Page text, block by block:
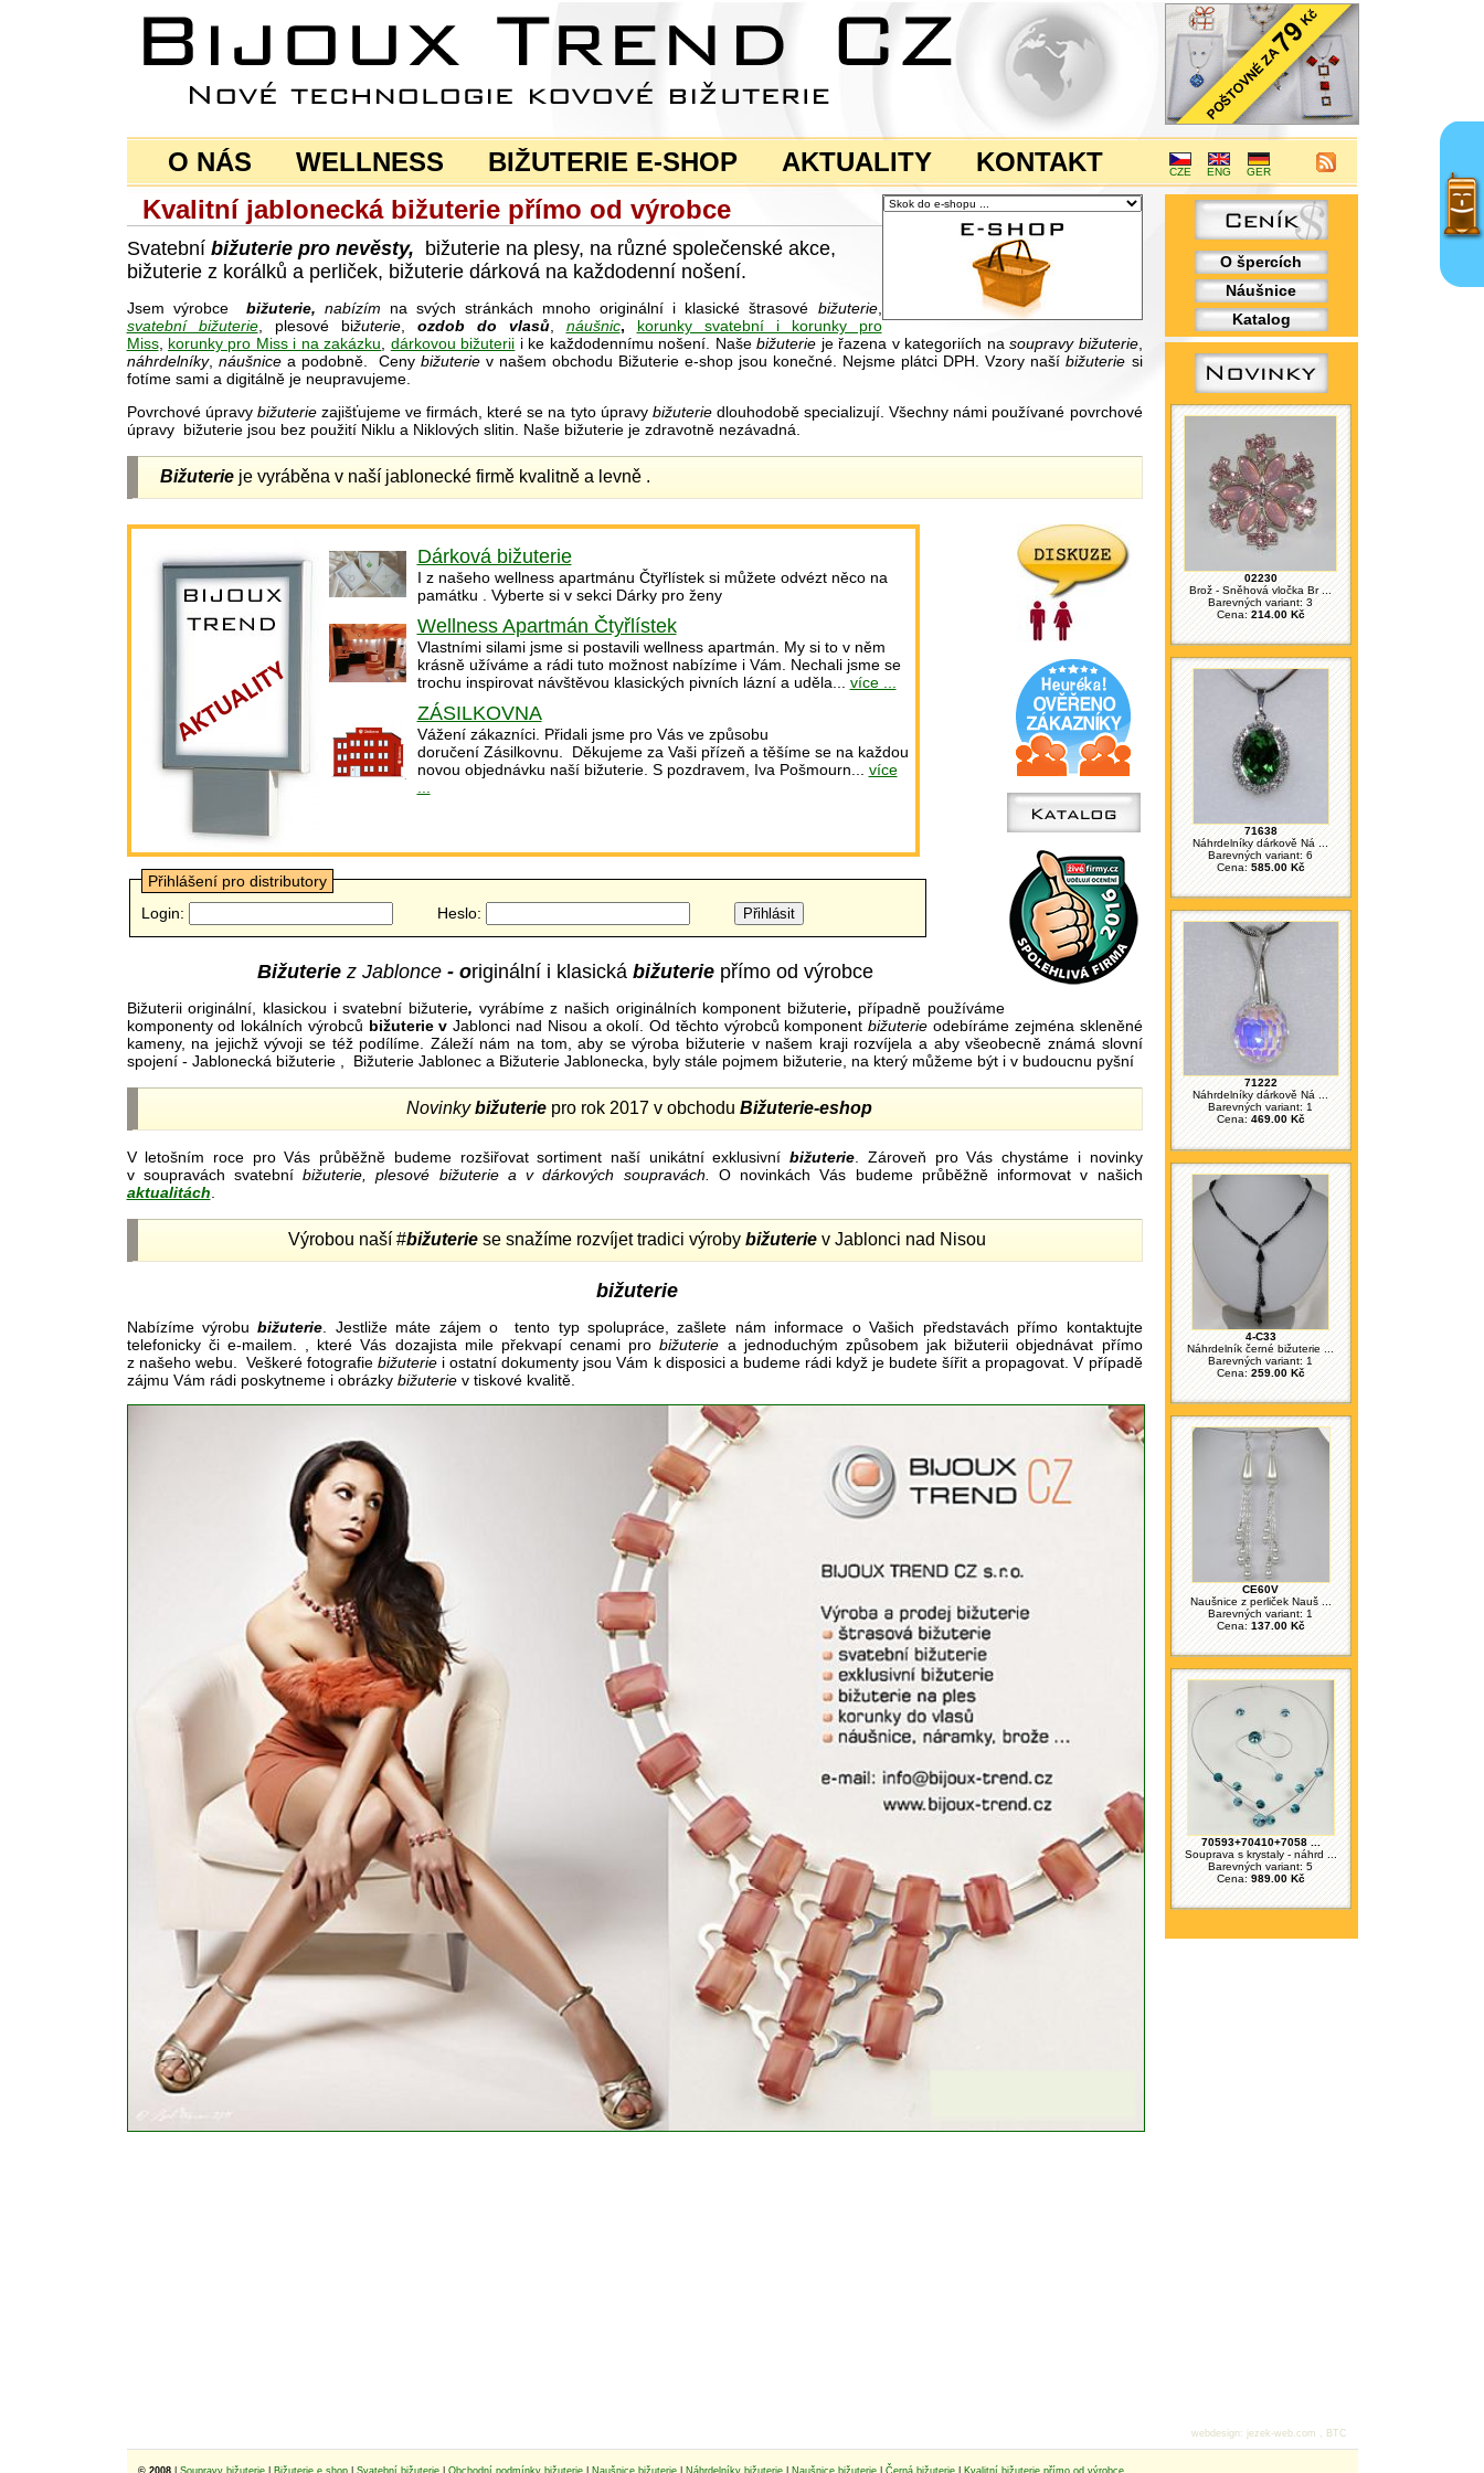
CZE ENG GER
O NÁS WELLNESS BIŽUTERIE E-SHOP AKTUALITY KONTAKT
O špercích
Náušnice
Katalog
02230
Brož - Sněhová vločka Br ...
Barevných variant: 3
Cena: 214.00 Kč
71638
Náhrdelníky dárkově Ná ...
Barevných variant: 6
Cena: 585.00 Kč
71222
Náhrdelníky dárkově Ná ...
Barevných variant: 1
Cena: 469.00 Kč
4-C33
Náhrdelník černé bižuterie ...
Barevných variant: 1
Cena: 259.00 Kč
CE60V
Naušnice z perliček Nauš ...
Barevných variant: 1
Cena: 137.00 Kč
70593+70410+7058 ...
Souprava s krystaly - náhrd ...
Barevných variant: 5
Cena: 989.00 Kč
Kvalitní jablonecká bižuterie přímo od výrobce
Svatební bižuterie pro nevěsty, bižuterie na plesy, na různé společenské akce,
bižuterie z korálků a perliček, bižuterie dárková na každodenní nošení.
Jsem výrobce bižuterie, nabízím na svých stránkách mnoho originální i klasické štrasové bižuterie,
svatební bižuterie, plesové bižuterie, ozdob do vlasů, náušnic, korunky svatební i korunky pro
Miss, korunky pro Miss i na zakázku dárkovou bižuterii i ke každodennímu nošení. Našebižuterie je řazena v kategoriích nasoupravy bižuterie,
náhrdelníky, náušnicea podobně. Ceny bižuteriev našem obchodu Bižuterie e-shop jsou konečné. Nejsme plátci DPH. Vzory našíbižuterie si
fotíme sami a digitálně je neupravujeme.
Povrchové úpravy bižuteriezajišťujeme ve firmách, které se na tyto úpravy bižuteriedlouhodobě specializují. Všechny námi používané povrchové
úpravy bižuterie jsou bez použití Niklu a Niklových slitin. Naše bižuterie je zdravotně nezávadná.
Bižuterieje vyráběna v naší jablonecké firmě kvalitně a levně .
Dárková bižuterie
I z našeho wellness apartmánu Čtyřlístek si můžete odvézt něco na
památku . Vyberte si v sekci Dárky pro ženy
Wellness Apartmán Čtyřlístek
Vlastními silami jsme si postavili wellness apartmán. My si to v něm
krásně užíváme a rádi tuto možnost nabízíme i Vám. Nechali jsme se
trochu inspirovat návštěvou klasických pivních lázní a uděla... více ...
ZÁSILKOVNA
Vážení zákazníci. Přidali jsme pro Vás ve způsobu
doručení Zásilkovnu. Děkujeme za Vaši přízeň a těšíme se na každou
novou objednávku naší bižuterie. S pozdravem, Iva Pošmourn... více
Přihlášení pro distributory
Login:
Heslo:
Bižuterie z Jablonce - originální i klasická bižuterie přímo od výrobce
Bižuterii originální, klasickou i svatební bižuterie, vyrábíme z našich originálních komponent bižuterie, případně používáme
komponenty od lokálních výrobců bižuterie v Jablonci nad Nisou a okolí. Od těchto výrobců komponentbižuterie odebíráme zejména skleněné
kameny, na jejichž vývoji se též podílíme. Záleží nám na tom, aby se výroba bižuterie v našem kraji rozvíjela a aby všeobecně známá slovní
spojení - Jablonecká bižuterie , Bižuterie Jablonec a Bižuterie Jablonecka, byly stále pojmem bižuterie, na který můžeme být i v budoucnu pyšní
Novinkybižuterie pro rok 2017 v obchodu Bižuterie-eshop
V letošním roce pro Vás průběžně budeme rozšiřovat sortiment naší unikátní exklusivníbižuterie . Zároveň pro Vás chystáme i novinky
v soupravách svatebníbižuterie, plesové bižuterie a v dárkových soupravách.
O novinkách Vás budeme průběžně informovat v našich
aktualitách
Výrobou naší #bižuterie se snažíme rozvíjet tradici výroby bižuterie v Jablonci nad Nisou
bižuterie
Nabízíme výrobubižuterie . Jestliže máte zájem o tento typ spolupráce, zašlete nám informace o Vašich představách přímo kontaktujte
telefonicky či e-mailem. , které Vás dozajista mile překvapí cenami probižuterie a jednoduchým způsobem jak bižuterii objednávat přímo
z našeho webu. Veškeré fotografiebižuterie i ostatní dokumenty jsou Vám k disposici a budeme rádi když je budete šířit a propagovat. V případě
zájmu Vám rádi poskytneme i obrázky bižuteriev tiskové kvalitě.
© 2008 Soupravy bižuterie| Bižuterie e shop| Svatební bižuterie| Obchodní podmínky bižuterie| Naušnice bižuterie| Náhrdelníky bižuterie| Naušnice bižuterie| Černá bižuterie| Kvalitní bižuterie přímo od výrobce
webdesign: jezek-web.com , BTC